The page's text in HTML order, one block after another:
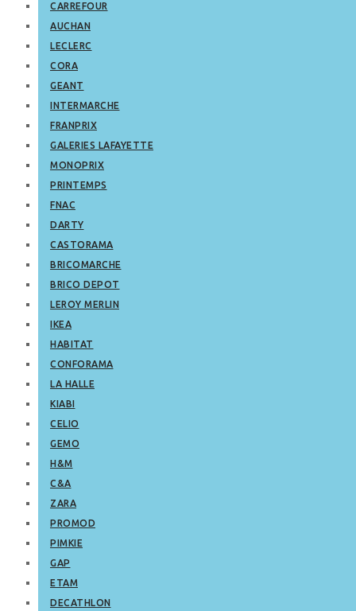
CARREFOUR
AUCHAN
LECLERC
CORA
GEANT
INTERMARCHE
FRANPRIX
GALERIES LAFAYETTE
MONOPRIX
PRINTEMPS
FNAC
DARTY
CASTORAMA
BRICOMARCHE
BRICO DEPOT
LEROY MERLIN
IKEA
HABITAT
CONFORAMA
LA HALLE
KIABI
CELIO
GEMO
H&M
C&A
ZARA
PROMOD
PIMKIE
GAP
ETAM
DECATHLON